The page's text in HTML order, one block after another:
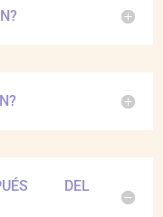
DEL